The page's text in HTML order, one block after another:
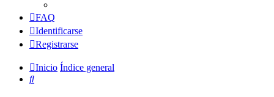
FAQ
Identificarse
Registrarse
Inicio Índice general
Buscar